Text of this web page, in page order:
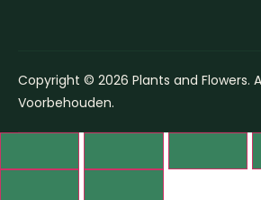
Copyright © 2026 Plants and Flowers.
Voorbehouden.